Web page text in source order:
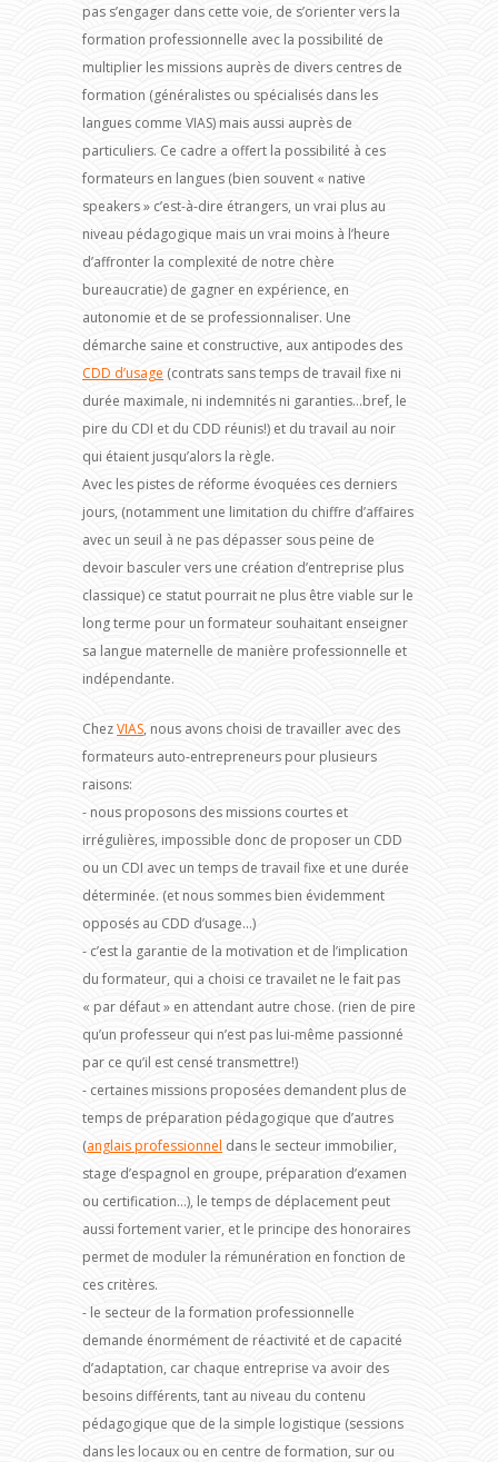
pas s’engager dans cette voie, de s’orienter vers la
formation professionnelle avec la possibilité de
multiplier les missions auprès de divers centres de
formation (généralistes ou spécialisés dans les
langues comme VIAS) mais aussi auprès de
particuliers. Ce cadre a offert la possibilité à ces
formateurs en langues (bien souvent « native
speakers » c’est-à-dire étrangers, un vrai plus au
niveau pédagogique mais un vrai moins à l’heure
d’affronter la complexité de notre chère
bureaucratie) de gagner en expérience, en
autonomie et de se professionnaliser. Une
démarche saine et constructive, aux antipodes des
CDD d’usage (contrats sans temps de travail fixe ni
durée maximale, ni indemnités ni garanties…bref, le
pire du CDI et du CDD réunis!) et du travail au noir
qui étaient jusqu’alors la règle.
Avec les pistes de réforme évoquées ces derniers
jours, (notamment une limitation du chiffre d’affaires
avec un seuil à ne pas dépasser sous peine de
devoir basculer vers une création d’entreprise plus
classique) ce statut pourrait ne plus être viable sur le
long terme pour un formateur souhaitant enseigner
sa langue maternelle de manière professionnelle et
indépendante.
ChezVIAS, nous avons choisi de travailler avec des
formateurs auto-entrepreneurs pour plusieurs
raisons:
- nous proposons des missions courtes et
irrégulières, impossible donc de proposer un CDD
ou un CDI avec un temps de travail fixe et une durée
déterminée. (et nous sommes bien évidemment
opposés au CDD d’usage…)
- c’est la garantie de la motivation et de l’implication
du formateur, qui a choisi ce travailet ne le fait pas
« par défaut » en attendant autre chose. (rien de pire
qu’un professeur qui n’est pas lui-même passionné
par ce qu’il est censé transmettre!)
- certaines missions proposées demandent plus de
temps de préparation pédagogique que d’autres
(anglais professionnel dans le secteur immobilier,
stage d’espagnol en groupe, préparation d’examen
ou certification…), le temps de déplacement peut
aussi fortement varier, et le principe des honoraires
permet de moduler la rémunération en fonction de
ces critères.
- le secteur de la formation professionnelle
demande énormément de réactivité et de capacité
d’adaptation, car chaque entreprise va avoir des
besoins différents, tant au niveau du contenu
pédagogique que de la simple logistique (sessions
dans les locaux ou en centre de formation, sur ou